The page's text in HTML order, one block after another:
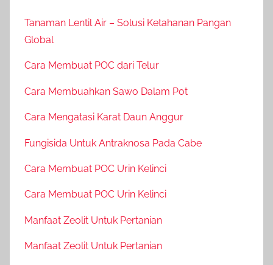
Tanaman Lentil Air – Solusi Ketahanan Pangan
Global
Cara Membuat POC dari Telur
Cara Membuahkan Sawo Dalam Pot
Cara Mengatasi Karat Daun Anggur
Fungisida Untuk Antraknosa Pada Cabe
Cara Membuat POC Urin Kelinci
Cara Membuat POC Urin Kelinci
Manfaat Zeolit Untuk Pertanian
Manfaat Zeolit Untuk Pertanian